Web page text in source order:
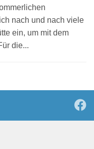
nach und nach viele
ein, um mit dem
die...